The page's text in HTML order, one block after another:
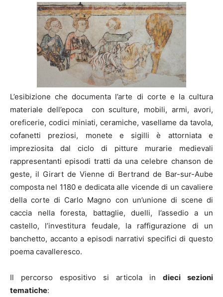
L’esibizione che documenta l’arte di corte e la cultura
materiale dell’epoca con sculture, mobili, armi, avori,
oreficerie, codici miniati, ceramiche, vasellame da tavola,
cofanetti preziosi, monete e sigilli è attorniata e
impreziosita dal ciclo di pitture murarie medievali
rappresentanti episodi tratti da una celebre chanson de
geste, il Girart de Vienne di Bertrand de Bar-sur-Aube
composta nel 1180 e dedicata alle vicende di un cavaliere
della corte di Carlo Magno con un’unione di scene di
caccia nella foresta, battaglie, duelli, l’assedio a un
castello, l’investitura feudale, la raffigurazione di un
banchetto, accanto a episodi narrativi specifici di questo
poema cavalleresco.
Il percorso espositivo si articola in dieci sezioni
tematiche: